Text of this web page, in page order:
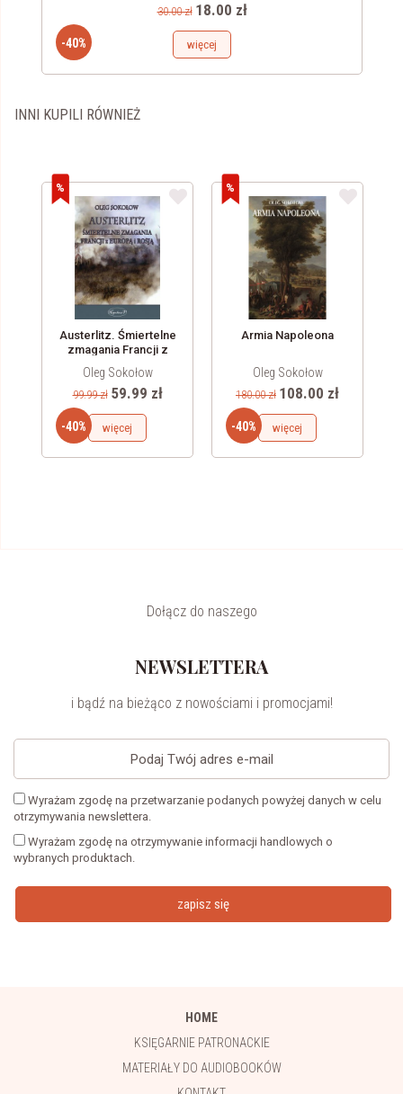
-40%
30.00 zł 18.00 zł
więcej
INNI KUPILI RÓWNIEŻ
-40%
Austerlitz. Śmiertelne
zmagania Francji z
Europą i Rosją
Oleg Sokołow
99.99 zł 59.99 zł
więcej -40%
Armia Napoleona
Oleg Sokołow
180.00 zł 108.00 zł
więcej
Dołącz do naszego
NEWSLETTERA
i bądź na bieżąco z nowościami i promocjami!
Wyrażam zgodę na przetwarzanie podanych powyżej danych w celu
otrzymywania newslettera.
Wyrażam zgodę na otrzymywanie informacji handlowych o
wybranych produktach.
zapisz się
HOME
KSIĘGARNIE PATRONACKIE
MATERIAŁY DO AUDIOBOOKÓW